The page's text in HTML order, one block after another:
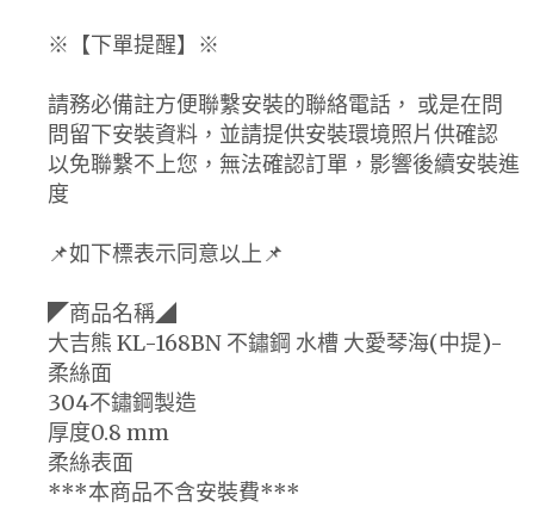
※【下單提醒】※
請務必備註方便聯繫安裝的聯絡電話， 或是在問
問留下安裝資料，並請提供安裝環境照片供確認
以免聯繫不上您，無法確認訂單，影響後續安裝進
度
📌如下標表示同意以上📌
◤商品名稱◢
大吉熊 KL-168BN 不鏽鋼 水槽 大愛琴海(中提)-
柔絲面
304不鏽鋼製造
厚度0.8 mm
柔絲表面
***本商品不含安裝費***